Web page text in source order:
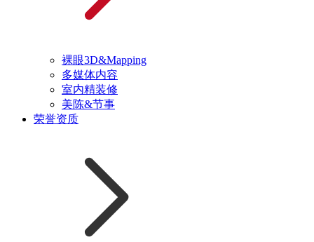
裸眼3D&Mapping
多媒体内容
室内精装修
美陈&节事
荣誉资质